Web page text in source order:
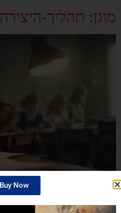
מוגן: תהליך-היצירה
זהו פוסט מוגן ואין לו תקציר.
Buy Now